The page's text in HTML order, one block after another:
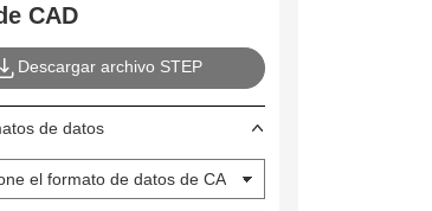
CAD
Descargar archivo STEP
de datos